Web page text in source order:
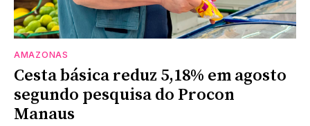
AMAZONAS
Cesta básica reduz 5,18% em agosto
segundo pesquisa do Procon
Manaus